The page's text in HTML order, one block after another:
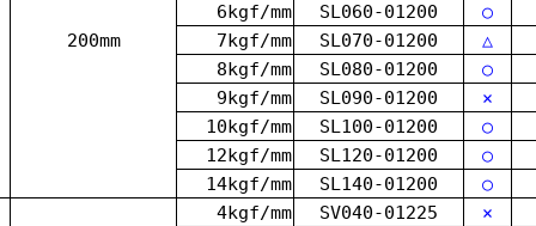
200mm
6kgf/mm
SL060-01200
○
7kgf/mm
SL070-01200
△
8kgf/mm
SL080-01200
○
9kgf/mm
SL090-01200 ×
10kgf/mm
SL100-01200
○
12kgf/mm
SL120-01200
○
14kgf/mm
SL140-01200 ○
4kgf/mm SV040-01225 ×